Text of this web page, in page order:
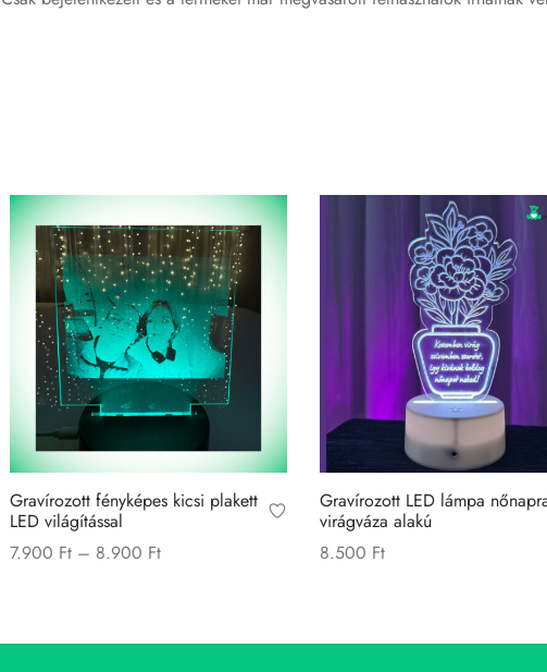
Gravírozott fényképes kicsi plakett
LED világítással
7.900 Ft – 8.900 FtPrice
terméknek
Gravírozott LED lámpa
virágváza alakú
8.500 Ft